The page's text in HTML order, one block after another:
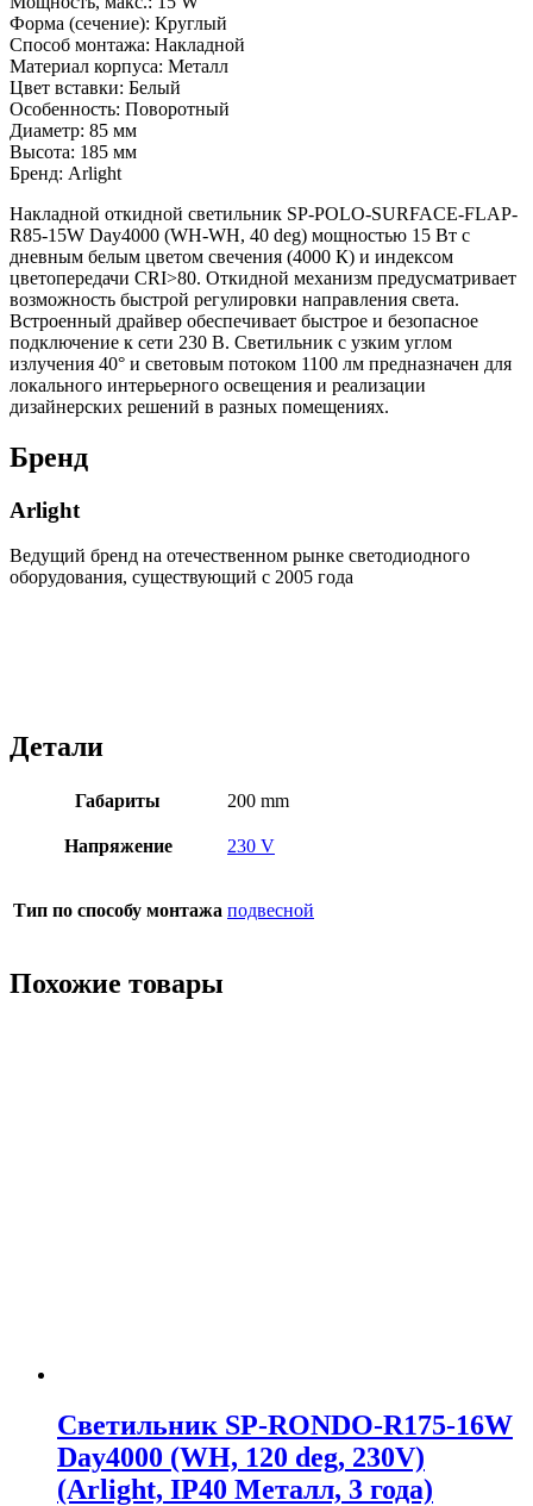
Форма (сечение): Круглый
Способ монтажа: Накладной
Материал корпуса: Металл
Цвет вставки: Белый
Особенность: Поворотный
Диаметр: 85 мм
Высота: 185 мм
Бренд: Arlight
Накладной откидной светильник SP-POLO-SURFACE-FLAP-
R85-15W Day4000 (WH-WH, 40 deg) мощностью 15 Вт с
дневным белым цветом свечения (4000 К) и индексом
цветопередачи CRI>80. Откидной механизм предусматривает
возможность быстрой регулировки направления света.
Встроенный драйвер обеспечивает быстрое и безопасное
подключение к сети 230 В. Светильник с узким углом
излучения 40° и световым потоком 1100 лм предназначен для
локального интерьерного освещения и реализации
дизайнерских решений в разных помещениях.
Бренд
Arlight
Ведущий бренд на отечественном рынке светодиодного
оборудования, существующий с 2005 года
Детали
Габариты 200 mm
Напряжение 230 V
Тип по способу монтажа подвесной
Похожие товары
Светильник SP-RONDO-R175-16W
Day4000 (WH, 120 deg, 230V)
(Arlight, IP40 Металл, 3 года)